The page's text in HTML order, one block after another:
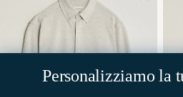
Personalizziamo la